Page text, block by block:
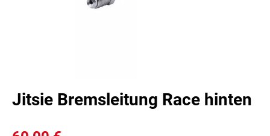
Jitsie Bremsleitung Race hinten